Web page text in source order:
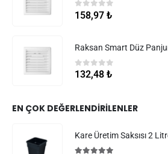
0 5 üzerinden
158,97 ₺
Raksan Smart Düz
05 üzerinden
132,48 ₺
EN ÇOK DEĞERLENDIRILENLER
Kare Üretim Saksısı 2